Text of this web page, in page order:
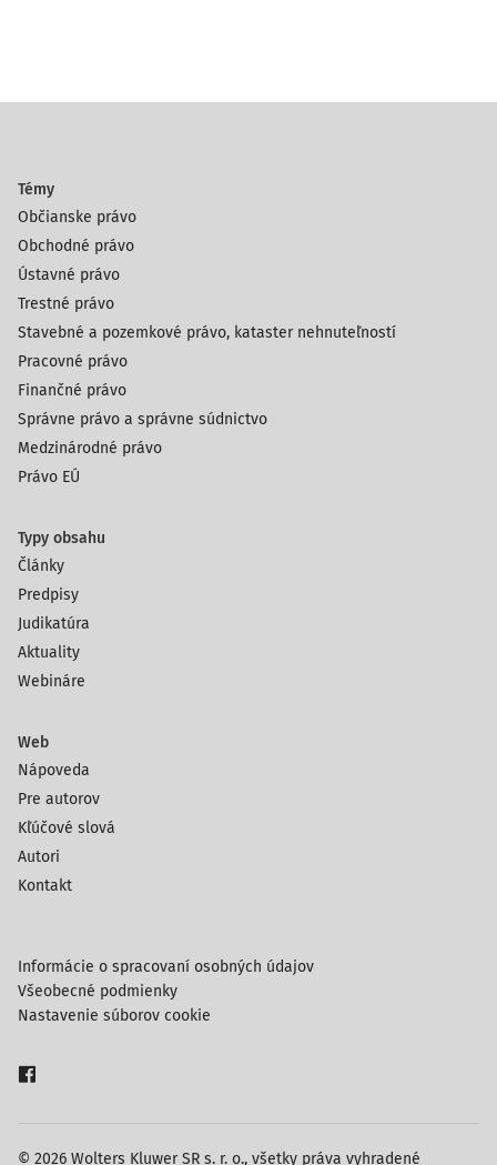
Témy
Občianske právo
Obchodné právo
Ústavné právo
Trestné právo
Stavebné a pozemkové právo, kataster nehnuteľností
Pracovné právo
Finančné právo
Správne právo a správne súdnictvo
Medzinárodné právo
Právo EÚ
Typy obsahu
Články
Predpisy
Judikatúra
Aktuality
Webináre
Web
Nápoveda
Pre autorov
Kľúčové slová
Autori
Kontakt
© 2026 Wolters Kluwer SR s. r. o., všetky práva vyhradené
Informácie o spracovaní osobných údajov
Všeobecné podmienky
Nastavenie súborov cookie